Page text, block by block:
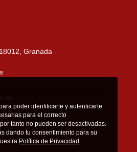
Granada
poder idenfiticarte y autenticarte
para el correcto
tanto no pueden ser desactivadas.
dando tu consentimiento para su
Política de Privacidad .